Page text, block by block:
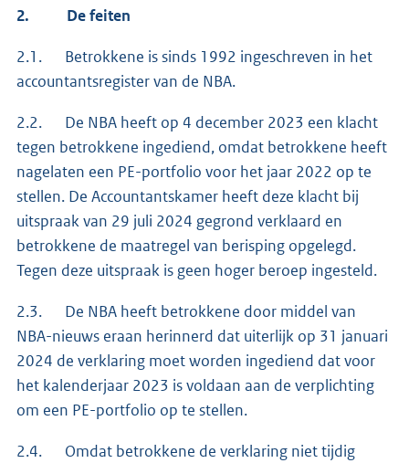
2. De feiten
2.1. Betrokkene is sinds 1992 ingeschreven in het
accountantsregister van de NBA.
2.2. De NBA heeft op 4 december 2023 een klacht
tegen betrokkene ingediend, omdat betrokkene heeft
nagelaten een PE-portfolio voor het jaar 2022 op te
stellen. De Accountantskamer heeft deze klacht bij
uitspraak van 29 juli 2024 gegrond verklaard en
betrokkene de maatregel van berisping opgelegd.
Tegen deze uitspraak is geen hoger beroep ingesteld.
2.3. De NBA heeft betrokkene door middel van
NBA-nieuws eraan herinnerd dat uiterlijk op 31 januari
2024 de verklaring moet worden ingediend dat voor
het kalenderjaar 2023 is voldaan aan de verplichting
om een PE-portfolio op te stellen.
2.4. Omdat betrokkene de verklaring niet tijdig